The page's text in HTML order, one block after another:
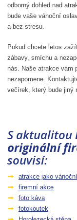
odborný dohled nad
bude vaše vánoční
a bez stresu.
Pokud chcete letos
zábavy, smíchu a
nás. Naše atrakce vám
nezapomene.
večírek, který bude jiný
S aktualitou
originální
souvisí:
atrakce jako
firemní akce
foto káva
fotokoutek